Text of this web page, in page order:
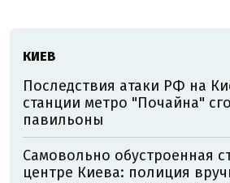
КИЕВ
Последствия атаки РФ на
станции метро "Почайна"
павильоны
Самовольно обустроенная
центре Киева: полиция